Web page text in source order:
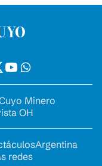
Minero
OH
Argentina
redes